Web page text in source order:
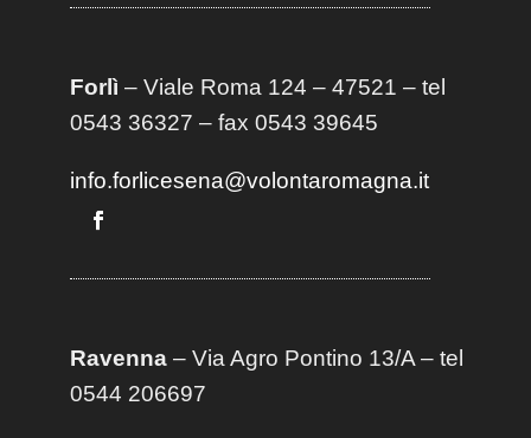
Forlì – Viale Roma 124 – 47521 – tel
0543 36327 – fax 0543 39645
info.forlicesena@volontaromagna.it
Ravenna– Via Agro Pontino 13/A– tel
0544 206697